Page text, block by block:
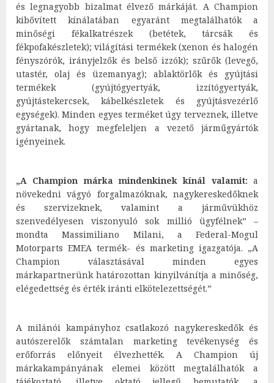
és legnagyobb bizalmat élvező márkáját. A Champion
kibővített kínálatában egyaránt megtalálhatók a
minőségi fékalkatrészek (betétek, tárcsák és
fékpofakészletek); világítási termékek (xenon és halogén
fényszórók, irányjelzők és belső izzók); szűrők (levegő,
utastér, olaj és üzemanyag); ablaktörlők és gyújtási
termékek (gyújtógyertyák, izzítógyertyák,
gyújtástekercsek, kábelkészletek és gyújtásvezérlő
egységek). Minden egyes terméket úgy terveznek, illetve
gyártanak, hogy megfeleljen a vezető járműgyártók
igényeinek.
„A Champion márka mindenkinek kínál valamit: a
növekedni vágyó forgalmazóknak, nagykereskedőknek
és szervizeknek, valamint a járművükhöz
szenvedélyesen viszonyuló sok millió ügyfélnek” –
mondta Massimiliano Milani, a Federal-Mogul
Motorparts EMEA termék- és marketing igazgatója. „A
Champion választásával minden egyes
márkapartnerünk határozottan kinyilvánítja a minőség,
elégedettség és érték iránti elkötelezettségét.”
A milánói kampányhoz csatlakozó nagykereskedők és
autószerelők számtalan marketing tevékenység és
erőforrás előnyeit élvezhették. A Champion új
márkakampányának elemei között megtalálhatók a